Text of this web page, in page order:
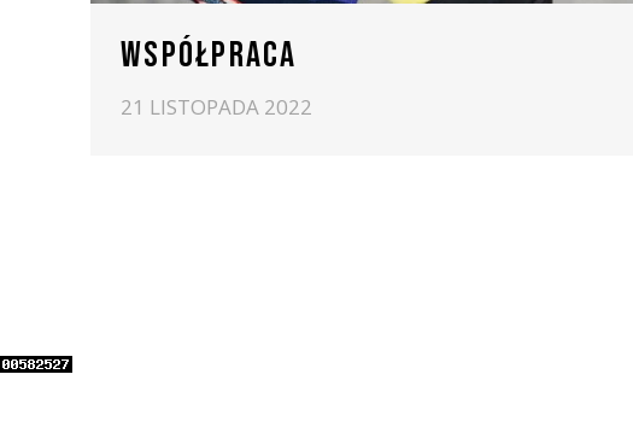
WSPÓŁPRACA
21 LISTOPADA 2022